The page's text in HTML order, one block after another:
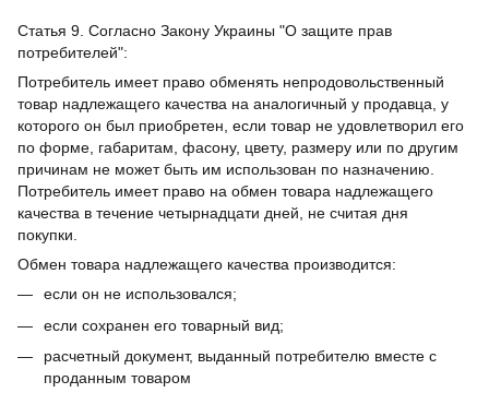
Статья 9. Согласно Закону Украины "О защите прав
потребителей":
Потребитель имеет право обменять непродовольственный
товар надлежащего качества на аналогичный у продавца, у
которого он был приобретен, если товар не удовлетворил его
по форме, габаритам, фасону, цвету, размеру или по другим
причинам не может быть им использован по назначению.
Потребитель имеет право на обмен товара надлежащего
качества в течение четырнадцати дней, не считая дня
покупки.
Обмен товара надлежащего качества производится:
если он не использовался;
если сохранен его товарный вид;
расчетный документ, выданный потребителю вместе с
проданным товаром